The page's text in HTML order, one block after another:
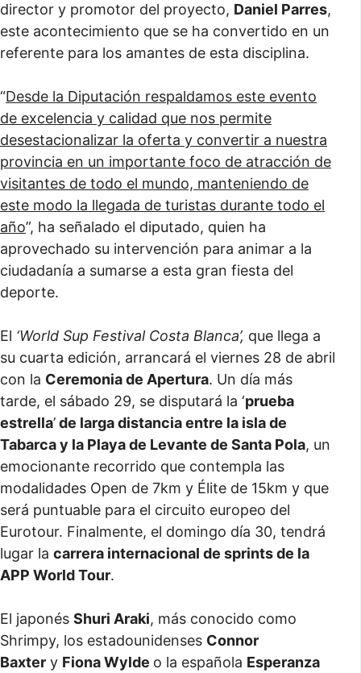
director y promotor del proyecto, Daniel Parres,
este acontecimiento que se ha convertido en un
referente para los amantes de esta disciplina.
“Desde la Diputación respaldamos este evento
de excelencia y calidad que nos permite
desestacionalizar la oferta y convertir a nuestra
provincia en un importante foco de atracción de
visitantes de todo el mundo, manteniendo de
este modo la llegada de turistas durante todo el
año”, ha señalado el diputado, quien ha
aprovechado su intervención para animar a la
ciudadanía a sumarse a esta gran fiesta del
deporte.
El ‘World Sup Festival Costa Blanca’, que llega a
su cuarta edición, arrancará el viernes 28 de abril
con la Ceremonia de Apertura. Un día más
tarde, el sábado 29, se disputará la ‘prueba
estrella’de larga distancia entre la isla de
Tabarca y la Playa de Levante de Santa Pola, un
emocionante recorrido que contempla las
modalidades Open de 7km y Élite de 15km y que
será puntuable para el circuito europeo del
Eurotour. Finalmente, el domingo día 30, tendrá
lugar la carrera internacional de sprints de la
APP World Tour.
El japonés Shuri Araki, más conocido como
Shrimpy, los estadounidenses Connor
Baxter y Fiona Wylde o la española Esperanza